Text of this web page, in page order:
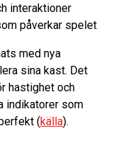
interaktioner
påverkar spelet
med nya
sina kast. Det
hastighet och
indikatorer som
(källa).